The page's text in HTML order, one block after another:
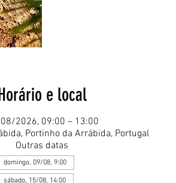
e local
2026, 09:00 – 13:00
Portinho da Arrábida, Portugal
Outras datas
domingo, 09/08, 9:00
sábado, 15/08, 14:00